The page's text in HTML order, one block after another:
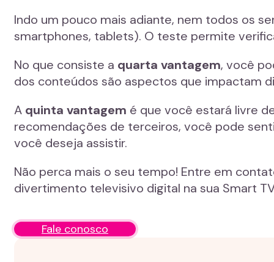
Indo um pouco mais adiante, nem todos os
smartphones, tablets). O teste permite
No que consiste a quarta vantagem, você
dos conteúdos são aspectos que impactam
A quinta vantagem é que você estará livre
recomendações de terceiros, você pode
você deseja assistir.
Não perca mais o seu tempo! Entre em
divertimento televisivo digital na sua Smart
Fale conosco